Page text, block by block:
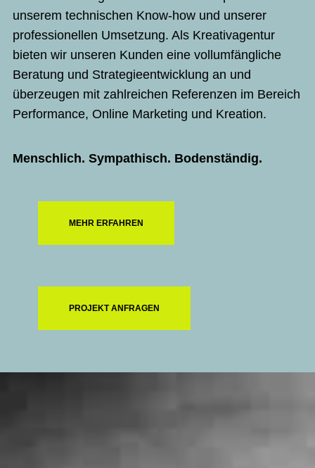
unserem technischen Know-how und unserer
professionellen Umsetzung. Als Kreativagentur
bieten wir unseren Kunden eine vollumfängliche
Beratung und Strategieentwicklung an und
überzeugen mit zahlreichen Referenzen im Bereich
Performance, Online Marketing und Kreation.
Menschlich. Sympathisch. Bodenständig.
MEHR ERFAHREN
PROJEKT ANFRAGEN